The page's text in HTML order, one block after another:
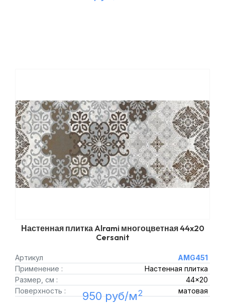
Настенная плитка Alrami многоцветная 44x20
Cersanit
Артикул
AMG451
Применение :
Настенная плитка
Размер, см :
44x20
Поверхность :
матовая
950 руб/м2